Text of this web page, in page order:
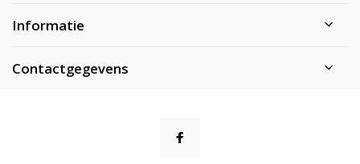
Informatie
Contactgegevens